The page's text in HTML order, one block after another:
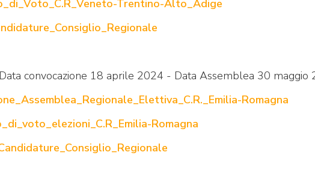
Trentino-Alto_Adige
convocazione 18 aprile 2024 - Data Assemblea 30 maggio
Romagna
Romagna